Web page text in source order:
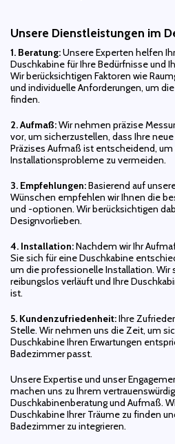
Unsere Dienstleistungen im
1. Beratung:Unsere Experten helfen
Duschkabine für Ihre Bedürfnisse und
Wir berücksichtigen Faktoren wie
und individuelle Anforderungen, um
finden.
2. Aufmaß:Wir nehmen präzise
vor, um sicherzustellen, dass Ihre
Präzises Aufmaß ist entscheidend,
Installationsprobleme zu vermeiden.
3. Empfehlungen:Basierend auf
Wünschen empfehlen wir Ihnen die
und -optionen. Wir berücksichtigen
Designvorlieben.
4. Installation:Nachdem wir Ihr
Sie sich für eine Duschkabine
um die professionelle Installation. Wir
reibungslos verläuft und Ihre
ist.
5. Kundenzufriedenheit:Ihre
Stelle. Wir nehmen uns die Zeit, um
Duschkabine Ihren Erwartungen
Badezimmer passt.
Unsere Expertise und unser
machen uns zu Ihrem
Duschkabinenberatung und Aufmaß.
Duschkabine Ihrer Träume zu finden
Badezimmer zu integrieren.